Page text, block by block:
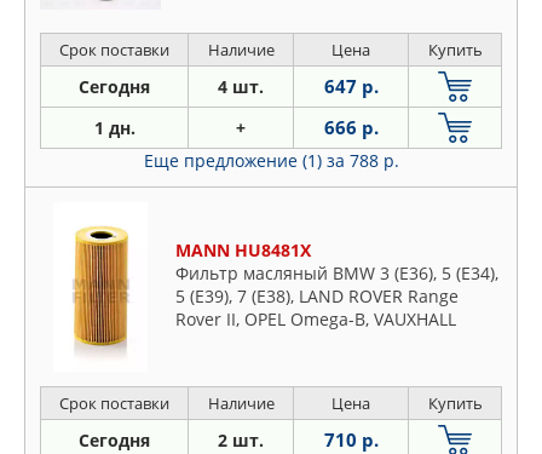
Срок поставки Наличие Цена Купить
Сегодня 4 шт. 647 р.
1 дн. + 666 р.
Еще предложение (1) за 788 р.
MANN HU8481X
Фильтр масляный BMW 3 (E36), 5 (E34),
5 (E39), 7 (E38), LAND ROVER Range
Rover II, OPEL Omega-B, VAUXHALL
Срок поставки Наличие Цена Купить
Сегодня 2 шт. 710 р.